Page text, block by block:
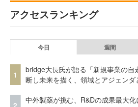
アクセスランキング
今日 週間
1
bridge大長氏が語る「新規事業の
断し未来を描く、領域とアジェンダ
2
中外製薬が挑む、R&Dの成果最大